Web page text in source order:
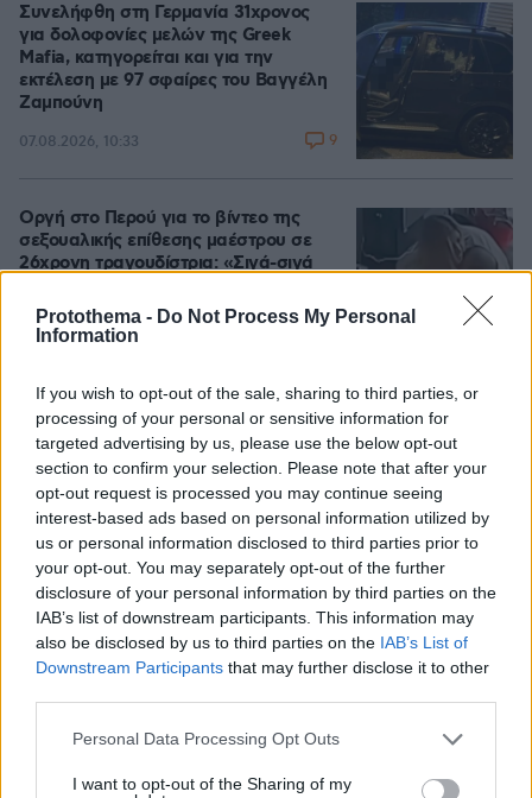
Protothema - Do Not Process My Personal
Information
If you wish to opt-out of the sale, sharing to third parties, or
processing of your personal or sensitive information for
targeted advertising by us, please use the below opt-out
section to confirm your selection. Please note that after your
opt-out request is processed you may continue seeing
interest-based ads based on personal information utilized by
us or personal information disclosed to third parties prior to
your opt-out. You may separately opt-out of the further
disclosure of your personal information by third parties on the
IAB’s list of downstream participants. This information may
also be disclosed by us to third parties on the IAB’s List of
Downstream Participants that may further disclose it to other
Please note that this website/app uses one or more Google
not limited to your visit or usage behaviour. You may click to
Personal Data Processing Opt Outs
I want to opt-out of the Sharing of my
Συνελήφθη στη Γερμανία 31χρονος
για δολοφονίες μελών της Greek
Mafia, κατηγορείται και για την
εκτέλεση με 97 σφαίρες του Βαγγέλη
Ζαμπούνη
07.08.2026, 10:33 9
Οργή στο Περού για το βίντεο της
σεξουαλικής επίθεσης μαέστρου σε
26χρονη τραγουδίστρια: «Σιγά-σιγά
μπάντα της
07.08.2026, 07:16
Προθεσμία για να απολογηθεί την
Τρίτη έλαβε η 46χρονη που
κατηγορείται για την επίθεση στη
Marfin - «Είναι αθώα» λέει ο
συνήγορός της
07.08.2026, 11:41 127
Αναστέλλεται η λειτουργία του
αιολικού πάρκου στη Βοιωτία λόγω της
μεγάλης πυρκαγιάς, προφυλακίστηκαν
οι τρεις κατηγορούμενοι
07.08.2026, 11:44 24